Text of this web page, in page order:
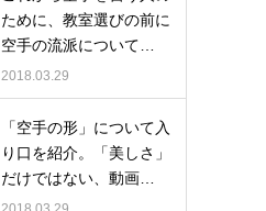
ために、教室選びの前に
空手の流派について…
2018.03.29
「空手の形」について入
り口を紹介。「美しさ」
だけではない、動画…